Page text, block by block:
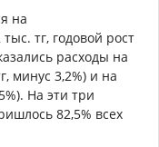
на
тг, годовой рост
расходы на
минус 3,2%) и на
На эти три
82,5% всех